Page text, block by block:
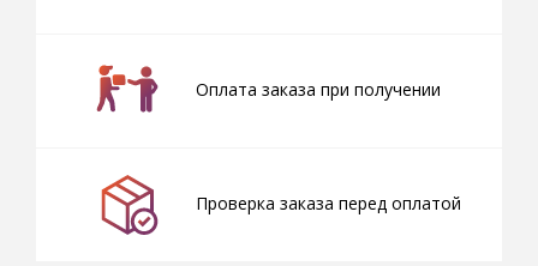
Оплата заказа при получении
Проверка заказа перед оплатой